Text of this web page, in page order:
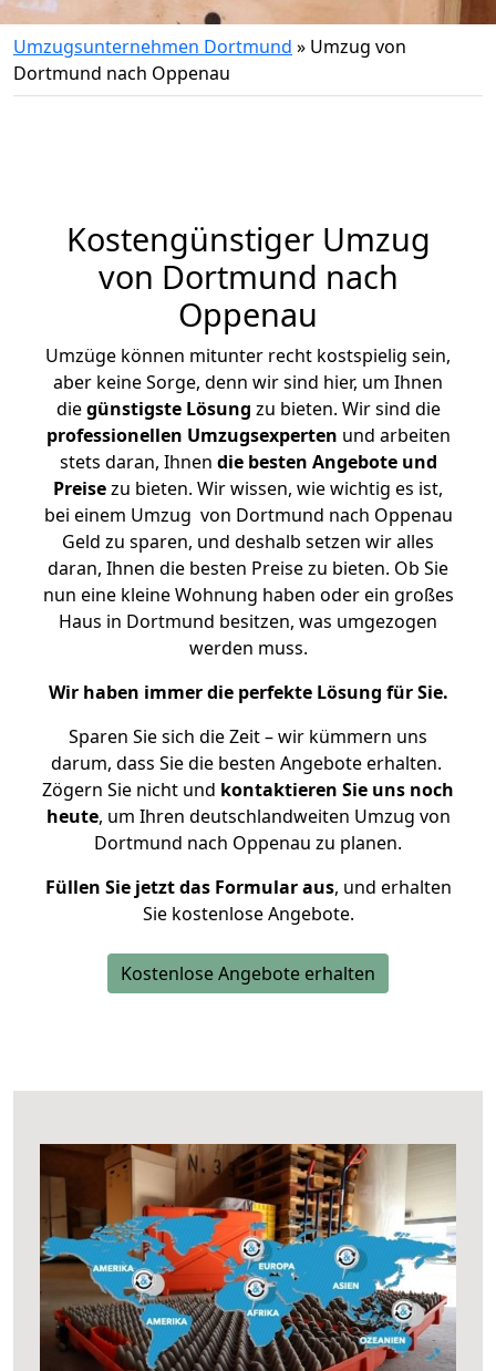
Umzugsunternehmen Dortmund » Umzug von
Dortmund nach Oppenau
Kostengünstiger Umzug
von Dortmund nach
Oppenau
Umzüge können mitunter recht kostspielig sein,
aber keine Sorge, denn wir sind hier, um Ihnen
diegünstigste Lösung zu bieten. Wir sind die
professionellen Umzugsexperten und arbeiten
stets daran, Ihnen die besten Angebote und
Preisezu bieten. Wir wissen, wie wichtig es ist,
bei einem Umzug von Dortmund nach Oppenau
Geld zu sparen, und deshalb setzen wir alles
daran, Ihnen die besten Preise zu bieten. Ob Sie
nun eine kleine Wohnung haben oder ein großes
Haus in Dortmund besitzen, was umgezogen
werden muss.
Wir haben immer die perfekte Lösung für Sie.
Sparen Sie sich die Zeit – wir kümmern uns
darum, dass Sie die besten Angebote erhalten.
Zögern Sie nicht und kontaktieren Sie uns noch
heute, um Ihren deutschlandweiten Umzug von
Dortmund nach Oppenau zu planen.
Füllen Sie jetzt das Formular aus, und erhalten
Sie kostenlose Angebote.
Kostenlose Angebote erhalten